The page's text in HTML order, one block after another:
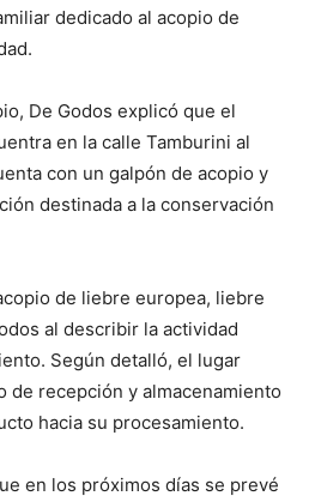
dedicado al acopio de
De Godos explicó que el
en la calle Tamburini al
con un galpón de acopio y
destinada a la conservación
de liebre europea, liebre
al describir la actividad
Según detalló, el lugar
de recepción y almacenamiento
hacia su procesamiento.
en los próximos días se prevé